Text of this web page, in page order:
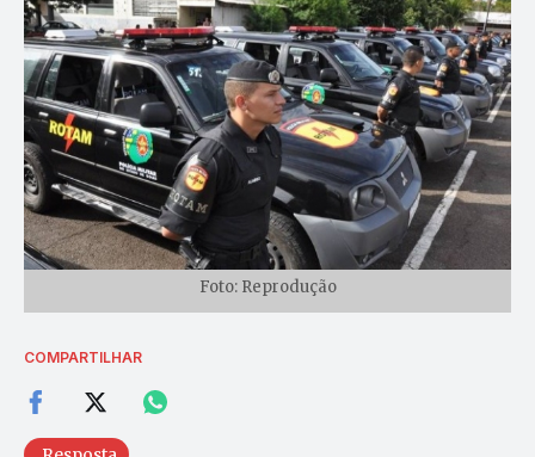
Foto: Reprodução
COMPARTILHAR